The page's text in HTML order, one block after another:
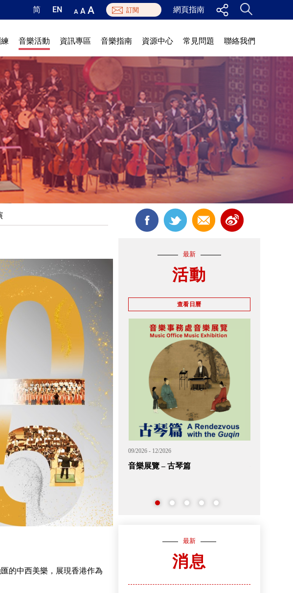
简 EN A A A 網頁指南
音樂活動 資訊專區 音樂指南 資源中心 常見問題 聯絡我們
的中西美樂，展現香港作為
最新
活動
查看日曆
09/2026 - 12/2026
音樂展覽 – 古琴篇
09/2026 - 02/2027
外展音樂短期課程 (候補中籤名單)
最新
消息